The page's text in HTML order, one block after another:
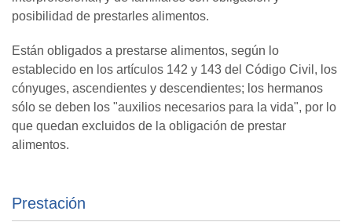
posibilidad de prestarles alimentos.
Están obligados a prestarse alimentos, según lo
establecido en los artículos 142 y 143 del Código Civil, los
cónyuges, ascendientes y descendientes; los hermanos
sólo se deben los "auxilios necesarios para la vida", por lo
que quedan excluidos de la obligación de prestar
alimentos.
Prestación